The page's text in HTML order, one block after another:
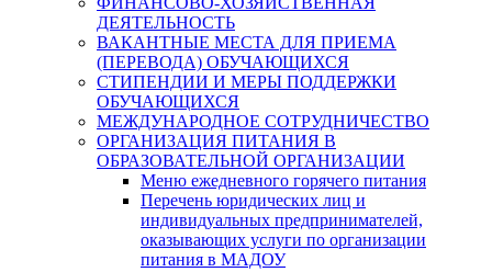
ДЕЯТЕЛЬНОСТЬ
ВАКАНТНЫЕ МЕСТА ДЛЯ ПРИЕМА
(ПЕРЕВОДА) ОБУЧАЮЩИХСЯ
СТИПЕНДИИ И МЕРЫ ПОДДЕРЖКИ
ОБУЧАЮЩИХСЯ
МЕЖДУНАРОДНОЕ СОТРУДНИЧЕСТВО
ОРГАНИЗАЦИЯ ПИТАНИЯ В
ОБРАЗОВАТЕЛЬНОЙ ОРГАНИЗАЦИИ
Меню ежедневного горячего питания
Перечень юридических лиц и
индивидуальных предпринимателей,
оказывающих услуги по организации
питания в МАДОУ